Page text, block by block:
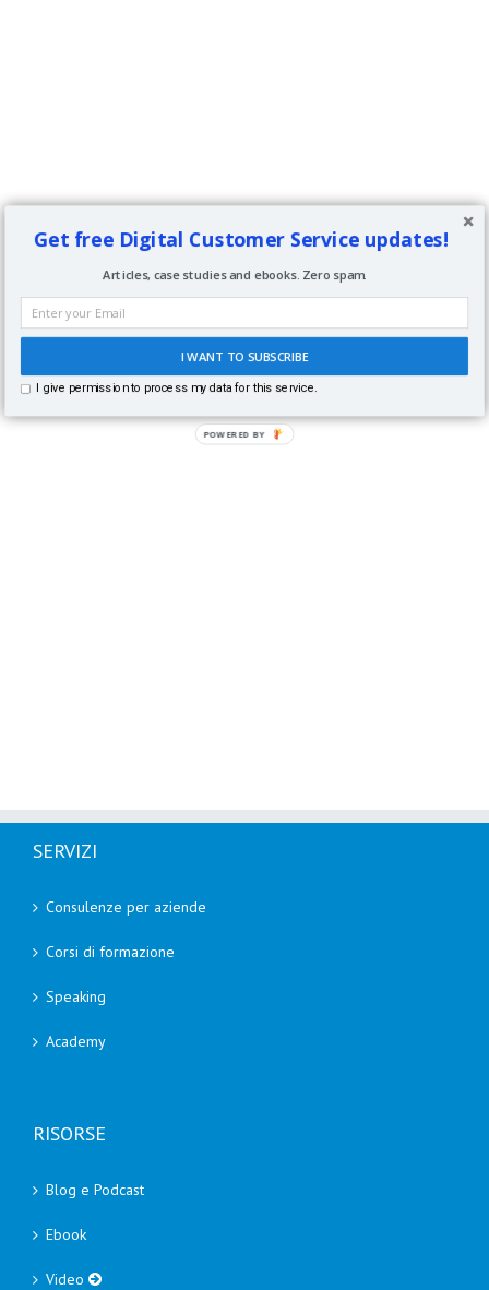
SERVIZI
Consulenze per aziende
Corsi di formazione
Speaking
Academy
RISORSE
Blog e Podcast
Ebook
Video
Get free Digital Customer Service updates!
I WANT TO SUBSCRIBE
I give permission to process my data for this service.
Articles, case studies and ebooks. Zero spam.
POWERED BY